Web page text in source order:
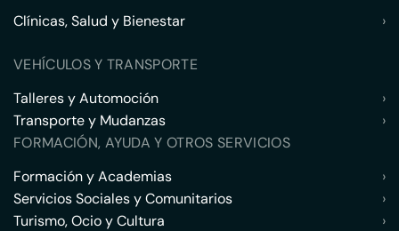
Clínicas, Salud y Bienestar
›
VEHÍCULOS Y TRANSPORTE
Talleres y Automoción
›
Transporte y Mudanzas
›
FORMACIÓN, AYUDA Y OTROS SERVICIOS
Formación y Academias
›
Servicios Sociales y Comunitarios
›
Turismo, Ocio y Cultura
›